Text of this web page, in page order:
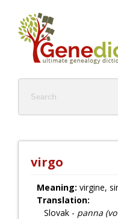
virgo
Meaning: virgine,
Translation:
Slovak - panna